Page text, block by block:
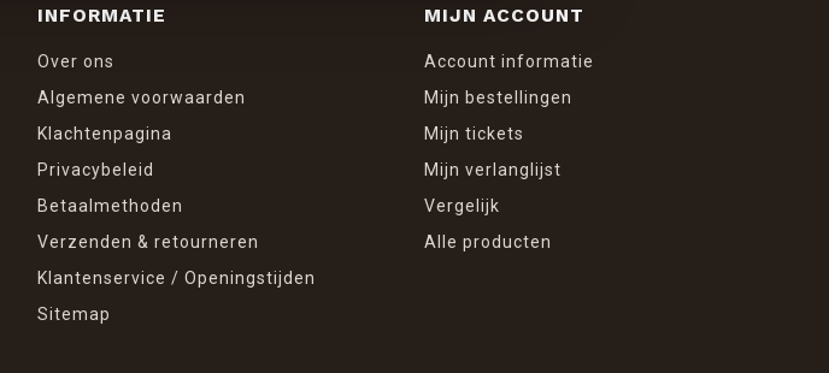
INFORMATIE
Over ons
Algemene voorwaarden
Klachtenpagina
Privacybeleid
Betaalmethoden
Verzenden & retourneren
Klantenservice / Openingstijden
Sitemap
MIJN ACCOUNT
Account informatie
Mijn bestellingen
Mijn tickets
Mijn verlanglijst
Vergelijk
Alle producten